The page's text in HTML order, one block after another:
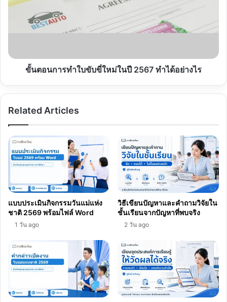
ทำ
2567
ขั้นตอนการทำใบขับขี่ใหม่ในปี 2567 ทำได้อย่างไร
Related Articles
แบบประเมินกิจกรรมวันแม่แห่ง
ชาติ 2569 พร้อมไฟล์ Word
1 วัน ago
วิธีเขียนปัญหาและคำถามวิจัยใน
ชั้นเรียนจากปัญหาที่พบจริง
2 วัน ago